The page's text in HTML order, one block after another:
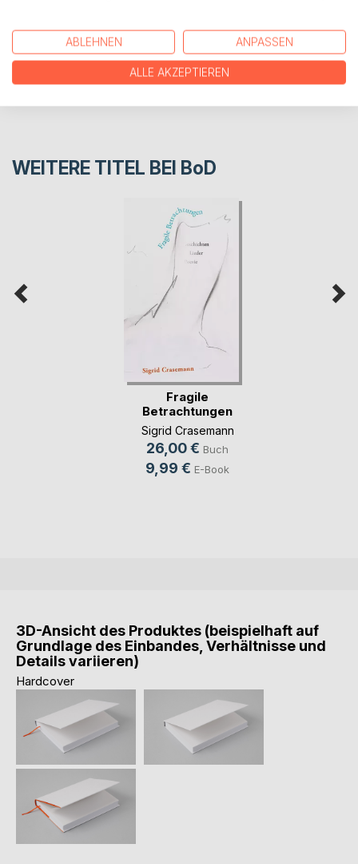
REZENSIONEN
WEITERE TITEL BEI BoD
Fragile
Betrachtungen
Sigrid Crasemann
26,00 € Buch
9,99 € E-Book
3D-Ansicht des Produktes (beispielhaft auf
Grundlage des Einbandes, Verhältnisse und
Details variieren)
Hardcover
ABLEHNEN ANPASSEN
ALLE AKZEPTIEREN